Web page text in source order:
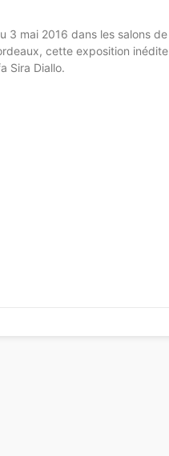
3 mai 2016 dans les salons de
cette exposition inédite
Sira Diallo.